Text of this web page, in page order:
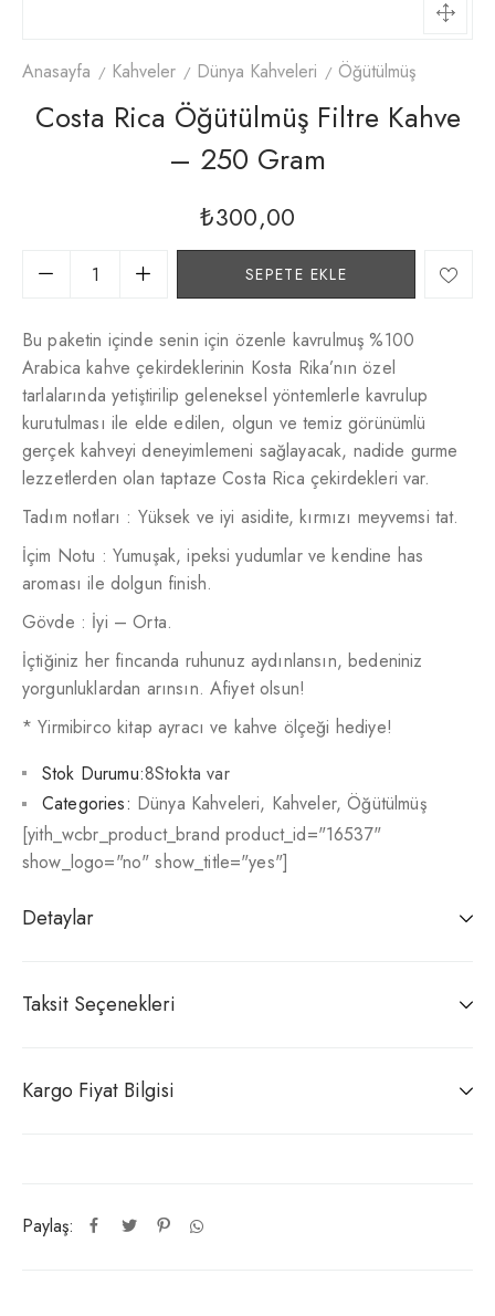
Anasayfa Kahveler Dünya Kahveleri Öğütülmüş
Costa Rica Öğütülmüş Filtre Kahve
– 250 Gram
₺300,00
SEPETE EKLE
Bu paketin içinde senin için özenle kavrulmuş %100
Arabica kahve çekirdeklerinin Kosta Rika’nın özel
tarlalarında yetiştirilip geleneksel yöntemlerle kavrulup
kurutulması ile elde edilen, olgun ve temiz görünümlü
gerçek kahveyi deneyimlemeni sağlayacak, nadide gurme
lezzetlerden olan taptaze Costa Rica çekirdekleri var.
Tadım notları : Yüksek ve iyi asidite, kırmızı meyvemsi tat.
İçim Notu : Yumuşak, ipeksi yudumlar ve kendine has
aroması ile dolgun finish.
Gövde : İyi – Orta.
İçtiğiniz her fincanda ruhunuz aydınlansın, bedeniniz
yorgunluklardan arınsın. Afiyet olsun!
* Yirmibirco kitap ayracı ve kahve ölçeği hediye!
Stok Durumu:8Stokta var
Paylaş:
Categories: Dünya Kahveleri, Kahveler,Öğütülmüş
[yith_wcbr_product_brand product_id="16537"
show_logo="no" show_title="yes"]
Detaylar
Taksit Seçenekleri
Kargo Fiyat Bilgisi